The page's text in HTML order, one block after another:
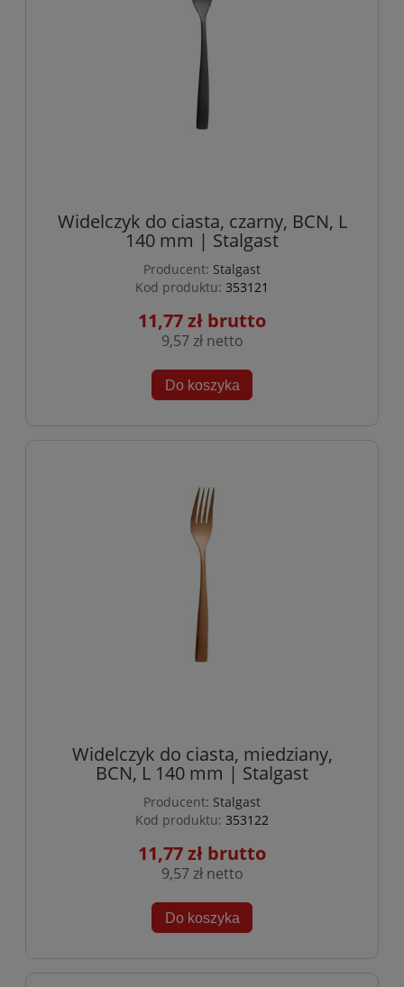
Widelczyk do ciasta, czarny, BCN, L
140 mm | Stalgast
Producent: Stalgast
Kod produktu: 353121
11,77 zł
9,57 zł
Do koszyka
Widelczyk do ciasta, miedziany,
BCN, L 140 mm | Stalgast
Producent: Stalgast
Kod produktu: 353122
11,77 zł
9,57 zł
Do koszyka